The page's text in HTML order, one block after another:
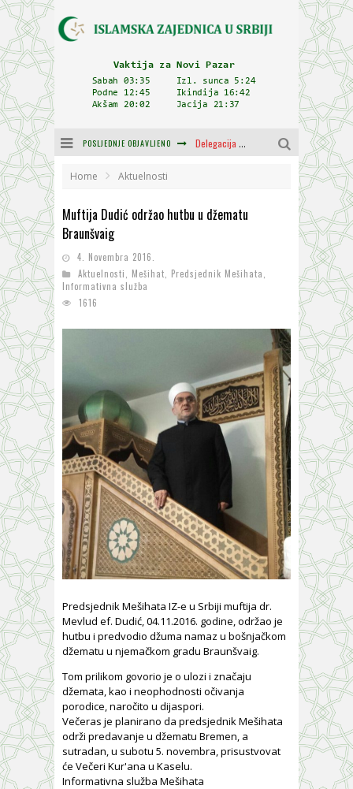
POSLJEDNJE OBJAVLJENO Delegacija IZ-e na godišnjici bitke kod Petrovaradina
Home Aktuelnosti
Muftija Dudić održao hutbu u džematu
Braunšvaig
4. Novembra 2016.
Aktuelnosti
Mešihat Predsjednik Mešihata
Informativna služba
1616
Predsjednik Mešihata IZ-e u Srbiji muftija dr.
Mevlud ef. Dudić, 04.11.2016. godine, održao je
hutbu i predvodio džuma namaz u bošnjačkom
džematu u njemačkom gradu Braunšvaig.
Tom prilikom govorio je o ulozi i značaju
džemata, kao i neophodnosti očivanja
porodice, naročito u dijaspori.
Večeras je planirano da predsjednik Mešihata
održi predavanje u džematu Bremen, a
sutradan, u subotu 5. novembra, prisustvovat
će Večeri Kur'ana u Kaselu.
Informativna služba Mešihata